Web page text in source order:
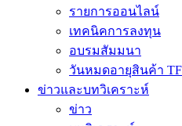
รายการออนไลน์
เทคนิคการลงทุน
อบรมสัมมนา
วันหมดอายุสินค้า
ข่าวและบทวิเคราะห์
ข่าว